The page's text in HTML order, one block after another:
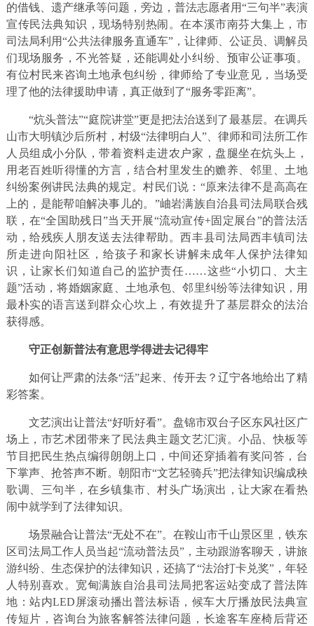
的借钱、遗产继承等问题，旁边，普法志愿者用“三句半”表演
宣传民法典知识，现场特别热闹。在本溪市南芬大集上，市
司法局利用“公共法律服务直通车”，让律师、公证员、调解员
们现场服务，不光答疑，还能调处小纠纷、预审公证事项。
有位村民来咨询土地承包纠纷，律师给了专业意见，当场受
理了他的法律援助申请，真正做到了“服务零距离”。​
“炕头普法”“庭院讲堂”更是把法治送到了最基层。在调兵
山市大明镇沙后所村，村级“法律明白人”、律师和司法所工作
人员组成小分队，带着资料走进农户家，盘腿坐在炕头上，
用老百姓听得懂的方言，结合村里发生的赡养、邻里、土地
纠纷案例讲民法典的规定。村民们说：“原来法律不是高高在
上的，是能帮咱解决事儿的。”岫岩满族自治县司法局联合残
联，在“全国助残日”当天开展“流动宣传+固定展台”的普法活
动，给残疾人朋友送去法律帮助。西丰县司法局西丰镇司法
所走进向阳社区，给孩子和家长讲解未成年人保护法律知
识，让家长们知道自己的监护责任……这些“小切口、大主
题”活动，将婚姻家庭、土地承包、邻里纠纷等法律知识，用
最朴实的语言送到群众心坎上，有效提升了基层群众的法治
获得感。
守正创新普法有意思学得进去记得牢
如何让严肃的法条“活”起来、传开去？辽宁各地给出了精
彩答案。
文艺演出让普法“好听好看”。盘锦市双台子区东风社区广
场上，市艺术团带来了民法典主题文艺汇演。小品、快板等
节目把民生热点编得朗朗上口，中间还穿插着有奖问答，台
下掌声、抢答声不断。朝阳市“文艺轻骑兵”把法律知识编成秧
歌调、三句半，在乡镇集市、村头广场演出，让大家在看热
闹中就学到了法律知识。​
场景融合让普法“无处不在”。在鞍山市千山景区里，铁东
区司法局工作人员当起“流动普法员”，主动跟游客聊天，讲旅
游纠纷、生态保护的法律知识，还搞了“法治打卡兑奖”，年轻
人特别喜欢。宽甸满族自治县司法局把客运站变成了普法阵
地：站内LED屏滚动播出普法标语，候车大厅播放民法典宣
传短片，咨询台为旅客解答法律问题，长途客车座椅后背还